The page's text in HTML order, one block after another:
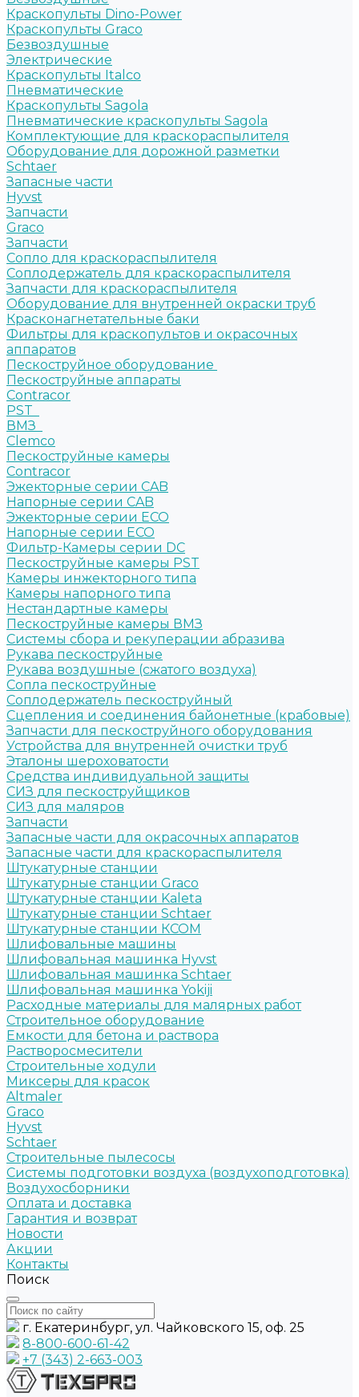
Краскопульты Dino-Power
Краскопульты Graco
Безвоздушные
Электрические
Краскопульты Italco
Пневматические
Краскопульты Sagola
Пневматические краскопульты Sagola
Комплектующие для краскораспылителя
Оборудование для дорожной разметки
Schtaer
Запасные части
Hyvst
Запчасти
Graco
Запчасти
Сопло для краскораспылителя
Соплодержатель для краскораспылителя
Запчасти для краскораспылителя
Оборудование для внутренней окраски труб
Красконагнетательные баки
Фильтры для краскопультов и окрасочных
аппаратов
Пескоструйное оборудование
Пескоструйные аппараты
Contracor
PST
ВМЗ
Clemco
Пескоструйные камеры
Contracor
Эжекторные серии CAB
Напорные серии CAB
Эжекторные серии ECO
Напорные серии ECO
Фильтр-Камеры серии DC
Пескоструйные камеры PST
Камеры инжекторного типа
Камеры напорного типа
Нестандартные камеры
Пескоструйные камеры ВМЗ
Системы сбора и рекуперации абразива
Рукава пескоструйные
Рукава воздушные (сжатого воздуха)
Сопла пескоструйные
Соплодержатель пескоструйный
Сцепления и соединения байонетные (крабовые)
Запчасти для пескоструйного оборудования
Устройства для внутренней очистки труб
Эталоны шероховатости
Средства индивидуальной защиты
СИЗ для пескоструйщиков
СИЗ для маляров
Запчасти
Запасные части для окрасочных аппаратов
Запасные части для краскораспылителя
Штукатурные станции
Штукатурные станции Graco
Штукатурные станции Kaleta
Штукатурные станции Schtaer
Штукатурные станции КСОМ
Шлифовальные машины
Шлифовальная машинка Hyvst
Шлифовальная машинка Schtaer
Шлифовальная машинка Yokiji
Расходные материалы для малярных работ
Строительное оборудование
Емкости для бетона и раствора
Растворосмесители
Строительные ходули
Миксеры для красок
Altmaler
Graco
Hyvst
Schtaer
Строительные пылесосы
Системы подготовки воздуха (воздухоподготовка)
Воздухосборники
Оплата и доставка
Гарантия и возврат
Новости
Акции
Контакты
Поиск
г. Екатеринбург, ул. Чайковского 15, оф. 25
8-800-600-61-42
+7 (343) 2-663-003